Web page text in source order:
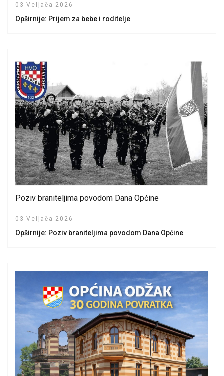
03 Veljača 2026
Opširnije: Prijem za bebe i roditelje
Poziv braniteljima povodom Dana Općine
03 Veljača 2026
Opširnije: Poziv braniteljima povodom Dana Općine